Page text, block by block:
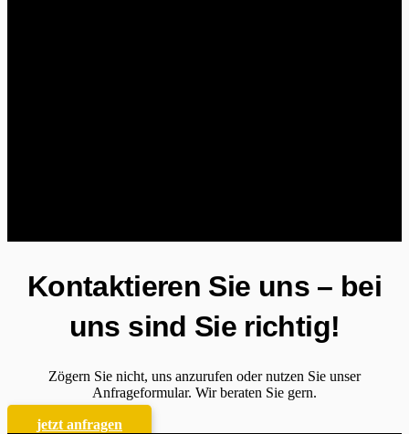
Kontaktieren Sie uns – bei
uns sind Sie richtig!
Zögern Sie nicht, uns anzurufen oder nutzen Sie unser
Anfrageformular. Wir beraten Sie gern.
jetzt anfragen